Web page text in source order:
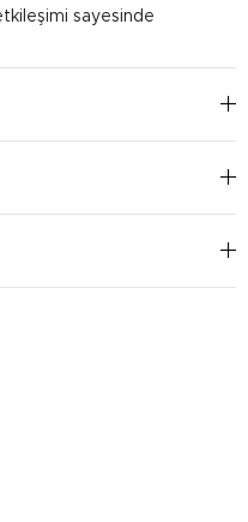
sayesinde
birlikte su ile alınması